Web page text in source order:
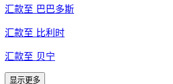
汇款至 巴巴多斯
汇款至 比利时
汇款至 贝宁
显示更多